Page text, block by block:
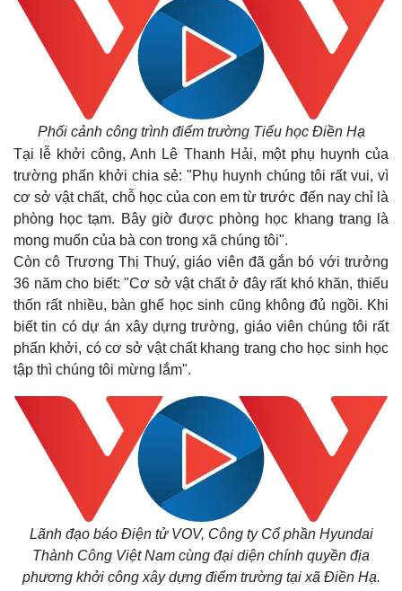
Phối cảnh công trình điểm trường Tiểu học Điền Hạ
Tại lễ khởi công, Anh Lê Thanh Hải, một phụ huynh của
trường phấn khởi chia sẻ: "Phụ huynh chúng tôi rất vui, vì
cơ sở vật chất, chỗ học của con em từ trước đến nay chỉ là
phòng học tạm. Bây giờ được phòng học khang trang là
mong muốn của bà con trong xã chúng tôi".
Còn cô Trương Thị Thuý, giáo viên đã gắn bó với trưởng
36 năm cho biết: "Cơ sở vật chất ở đây rất khó khăn, thiếu
thốn rất nhiều, bàn ghế học sinh cũng không đủ ngồi. Khi
biết tin có dự án xây dựng trường, giáo viên chúng tôi rất
phấn khởi, có cơ sở vật chất khang trang cho học sinh học
tập thì chúng tôi mừng lắm".
Lãnh đạo báo Điện tử VOV, Công ty Cổ phần Hyundai
Thành Công Việt Nam cùng đại diện chính quyền địa
phương khởi công xây dựng điểm trường tại xã Điền Hạ.